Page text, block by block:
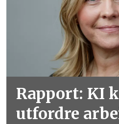
Rapport: KI
utfordre